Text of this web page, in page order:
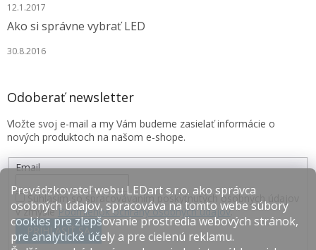
Prevádzkovateľ webu LEDart s.r.o. ako správca
osobných údajov, spracováva na tomto webe súbory
cookies pre zlepšovanie prostredia webových stránok,
pre analytické účely a pre cielenú reklamu.
12.1.2017
Ako si správne vybrať LED
30.8.2016
Odoberať newsletter
Vložte svoj e-mail a my Vám budeme zasielať informácie o
nových produktoch na našom e-shope.
Email
Súhlasím so spracovávaním poskytnutých osobných údajov
v zmysle Podmienok ochrany osobných údajov.
PRIHLÁSIŤ SA